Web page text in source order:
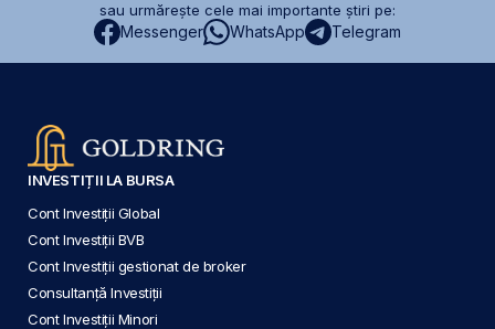
sau urmărește cele mai importante știri pe:
Messenger WhatsApp Telegram
INVESTIȚII LA BURSA
Cont Investiții Global
Cont Investiții BVB
Cont Investiții gestionat de broker
Consultanță Investiții
Cont Investiții Minori